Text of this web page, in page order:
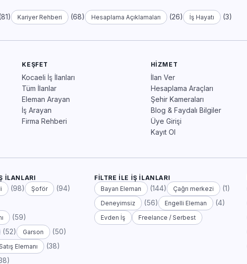
Kariyer Rehberi (68) Hesaplama Açıklamaları (26) İş Hayatı (3)
KEŞFET
Kocaeli İş İlanları
Tüm İlanlar
Eleman Arayan
İş Arayan
Firma Rehberi
HIZMET
İlan Ver
Hesaplama Araçları
Şehir Kameraları
Blog & Faydalı Bilgiler
Üye Girişi
Kayıt Ol
İLANLARI
(98) Şoför (94)
(59)
(52) Garson (50)
Elemanı (38)
FILTRE ILE İŞ İLANLARI
Bayan Eleman
(144) Çağrı merkezi (1)
Deneyimsiz (56) Engelli Eleman (4)
Evden İş Freelance / Serbest